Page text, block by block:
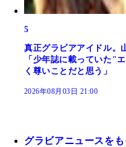
5
真正グラビアアイドル。
「少年誌に載っていた"
く尊いことだと思う」
2026年08月03日 21:00
グラビアニュースを